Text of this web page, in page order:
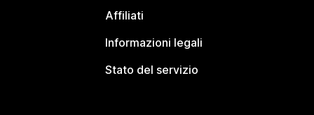
Affiliati
Informazioni legali
Stato del servizio